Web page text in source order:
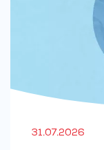
31.07.2026